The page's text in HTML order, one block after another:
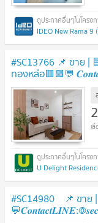
IDEO New Rama 9
#SC13766​​ 📌 ขาย |
ทองหล่อ​🟥🟩💬
#SC14980 📌 ขาย